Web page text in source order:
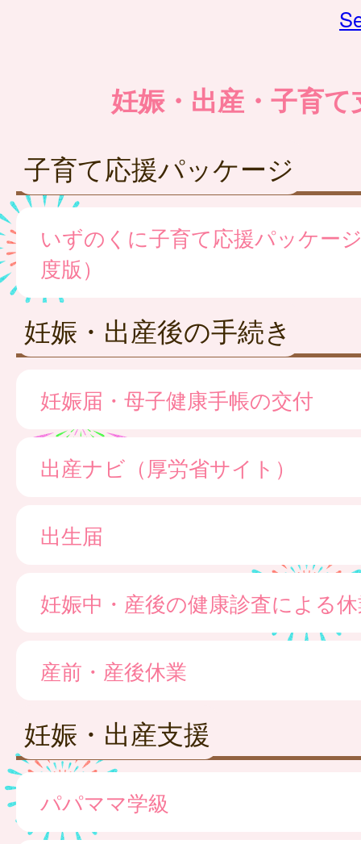
妊娠・出産・子育て
子育て応援パッケージ
いずのくに子育て応援パッケー
度版）
妊娠・出産後の手続き
妊娠届・母子健康手帳の交付
出産ナビ（厚労省サイト）
出生届
妊娠中・産後の健康診査による
産前・産後休業
妊娠・出産支援
パパママ学級